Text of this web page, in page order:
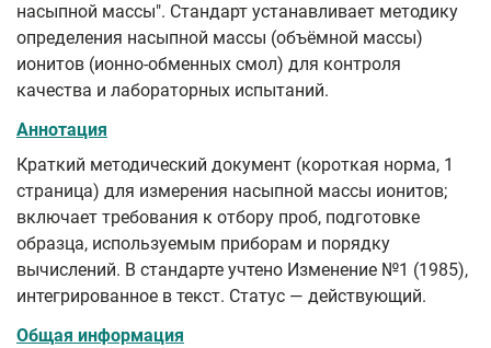
насыпной массы". Стандарт устанавливает методику
определения насыпной массы (объёмной массы)
ионитов (ионно-обменных смол) для контроля
качества и лабораторных испытаний.
Аннотация
Краткий методический документ (короткая норма, 1
страница) для измерения насыпной массы ионитов;
включает требования к отбору проб, подготовке
образца, используемым приборам и порядку
вычислений. В стандарте учтено Изменение №1 (1985),
интегрированное в текст. Статус — действующий.
Общая информация